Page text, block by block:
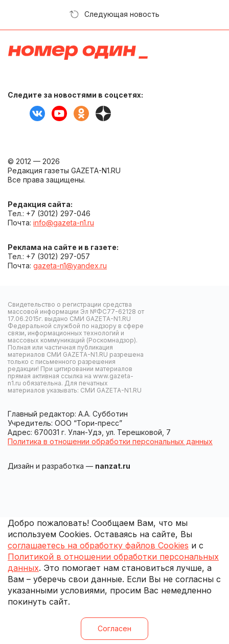
Следующая новость
Следите за новостями в соцсетях:
© 2012 — 2026
Редакция газеты GAZETA-N1.RU
Все права защищены.
Редакция сайта:
Тел.: +7 (3012) 297-046
Почта: info@gazeta-n1.ru
Реклама на сайте и в газете:
Тел.: +7 (3012) 297-057
Почта: gazeta-n1@yandex.ru
Свидетельство о регистрации средства
массовой информации Эл №ФС77-62128 от
17.06.2015г. выдано СМИ GAZETA-N1.RU
Федеральной службой по надзору в сфере
связи, информационных технологий и
массовых коммуникаций (Роскомнадзор).
Полная или частичная публикация
материалов СМИ GAZETA-N1.RU разрешена
только с письменного разрешения
редакции! При цитировании материалов
прямая активная ссылка на www.gazeta-
n1.ru обязательна. Для печатных
материалов указывать: СМИ GAZETA-N1.RU
Главный редактор: А.А. Субботин
Учредитель: ООО “Тори-пресс”
Адрес: 670031 г. Улан-Удэ, ул. Терешковой, 7
Политика в отношении обработки персональных данных
Дизайн и разработка — nanzat.ru
Добро пожаловать! Сообщаем Вам, что мы
используем Cookies. Оставаясь на сайте, Вы
соглашаетесь на обработку файлов Cookies и с
Политикой в отношении обработки персональных
данных. Это помогает нам становиться лучше, а
Вам – уберечь свои данные. Если Вы не согласны с
указанными условиями, просим Вас немедленно
покинуть сайт.
Согласен